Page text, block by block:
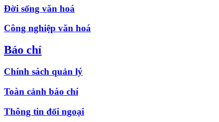
Đời sống văn hoá
Công nghiệp văn hoá
Báo chí
Chính sách quản lý
Toàn cảnh báo chí
Thông tin đối ngoại